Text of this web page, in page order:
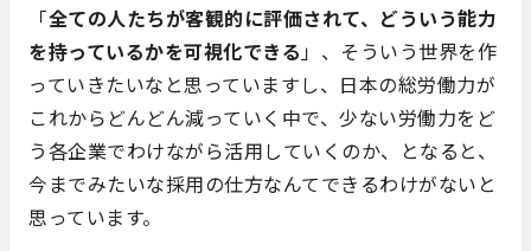
「全ての人たちが客観的に評価されて、どういう能力
を持っているかを可視化できる」、そういう世界を作
っていきたいなと思っていますし、日本の総労働力が
これからどんどん減っていく中で、少ない労働力をど
う各企業でわけながら活用していくのか、となると、
今までみたいな採用の仕方なんてできるわけがないと
思っています。